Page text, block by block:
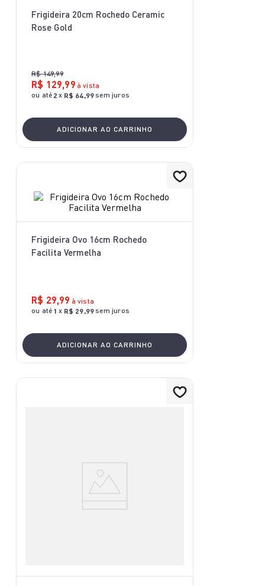
Frigideira 20cm Rochedo Ceramic
Rose Gold
R$ 149,99
R$ 129,99 à vista
ou até 2 x R$ 64,99sem juros
ADICIONAR AO CARRINHO
Frigideira Ovo 16cm Rochedo
Facilita Vermelha
R$ 29,99 à vista
ou até 1 x R$ 29,99sem juros
ADICIONAR AO CARRINHO
10º bake easy